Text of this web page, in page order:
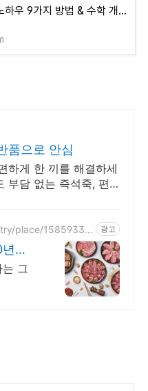
수학 문제 풀이 노하우 9가지 방법 & 수학 개념 정리 10가지 방법
품으로 안심
하게 한 끼를 해결하세
부담 없는 즉석죽, 편
place/15859338
광고
이
그